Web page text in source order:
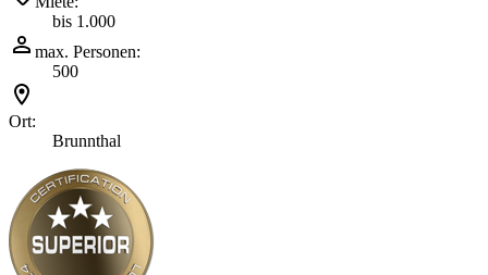
bis 1.000
max. Personen:
500
Ort:
Brunnthal